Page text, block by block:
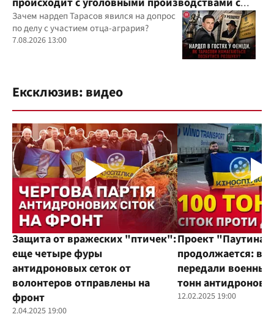
участием агробарона Тарасова?
Зачем нардеп Тарасов явился на допрос
по делу с участием отца-агрария?
7.08.2026 13:00
Ексклюзив: видео
Защита от вражеских "птичек":
еще четыре фуры
антидроновых сеток от
волонтеров отправлены на
фронт
2.04.2025 19:00
Проект "Паутина"
продолжается:
передали
тонн
12.02.2025 19:00